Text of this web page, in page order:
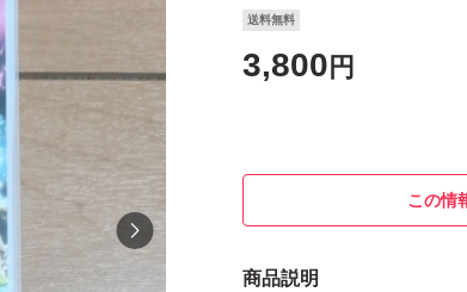
送料無料
3,800 円
この情
商品説明